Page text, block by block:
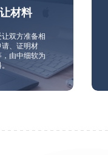
材料
双方准备相
、证明材
由中细软为